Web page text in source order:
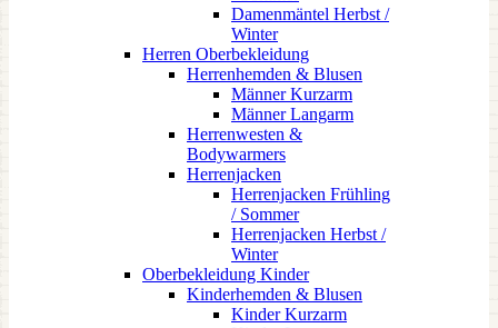
Damenmäntel Herbst /
Winter
Herren Oberbekleidung
Herrenhemden & Blusen
Männer Kurzarm
Männer Langarm
Herrenwesten &
Bodywarmers
Herrenjacken
Herrenjacken Frühling
/ Sommer
Herrenjacken Herbst /
Winter
Oberbekleidung Kinder
Kinderhemden & Blusen
Kinder Kurzarm